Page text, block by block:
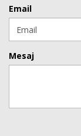
Email
Mesaj